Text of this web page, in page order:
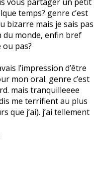
temps? genre c’est
bizarre mais je sais pas
du monde, enfin bref
pas?
l’impression d’être
mon oral. genre c’est
mais tranquilleeee
me terrifient au plus
que j’ai). j’ai tellement